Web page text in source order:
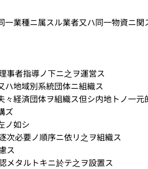
業種ニ属スル業者又ハ同一物資ニ関
事者指導ノ下ニ之ヲ運営ス
ハ地域別系統団体ニ組織ス
経済団体ヲ組織ス但シ内地トノ一元
ズ
ノ如シ
必要ノ順序ニ依リ之ヲ組織ス
ス
タルトキニ於テ之ヲ設置ス